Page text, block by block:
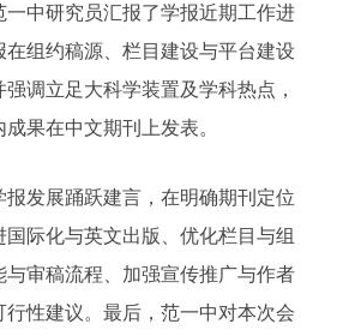
一中研究员汇报了学报近期工作进
在组约稿源、栏目建设与平台建设
调立足大科学装置及学科热点，
果在中文期刊上发表。
报发展踊跃建言，在明确期刊定位
际化与英文出版、优化栏目与组
与审稿流程、加强宣传推广与作者
行性建议。最后，范一中对本次会